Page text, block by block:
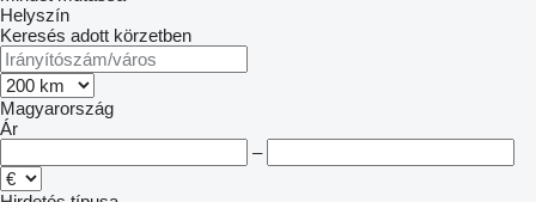
Helyszín
Keresés adott körzetben
Magyarország
Ár
–